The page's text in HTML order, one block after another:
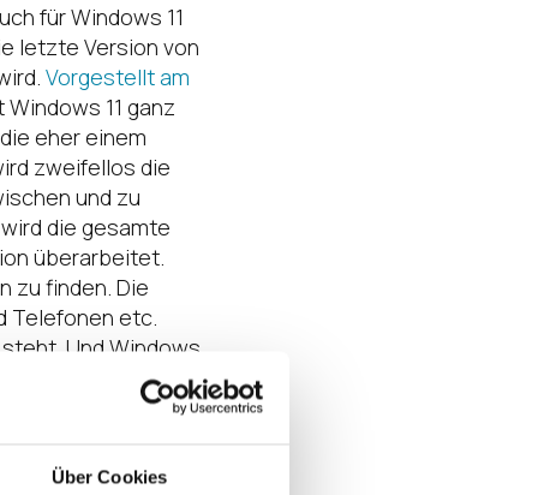
Über Cookies
für Windows 11
letzte Version von
Vorgestellt am
11 ganz
eher einem
zweifellos die
und zu
die gesamte
überarbeitet.
zu finden. Die
Telefonen etc.
Und Windows
Die Tatsache,
weiter erhöhen.